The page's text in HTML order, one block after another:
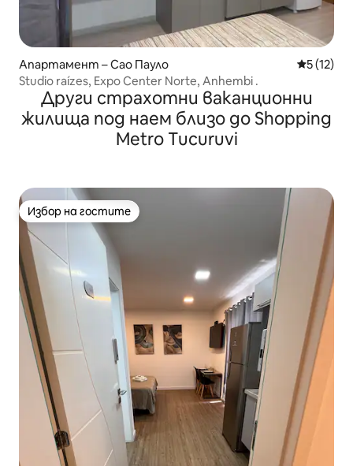
Апартамент – Сао Пауло Средна
5 (12)
Studio raízes, Expo Center Norte, Anhembi .
Други страхотни ваканционни
жилища под наем близо до Shopping
Metro Tucuruvi
Избор на гостите
Избор на гостите